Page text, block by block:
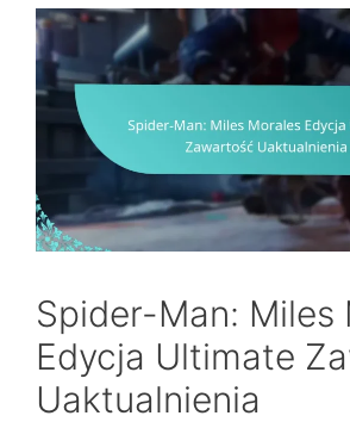
Spider-Man: Miles
Edycja Ultimate
Uaktualnienia